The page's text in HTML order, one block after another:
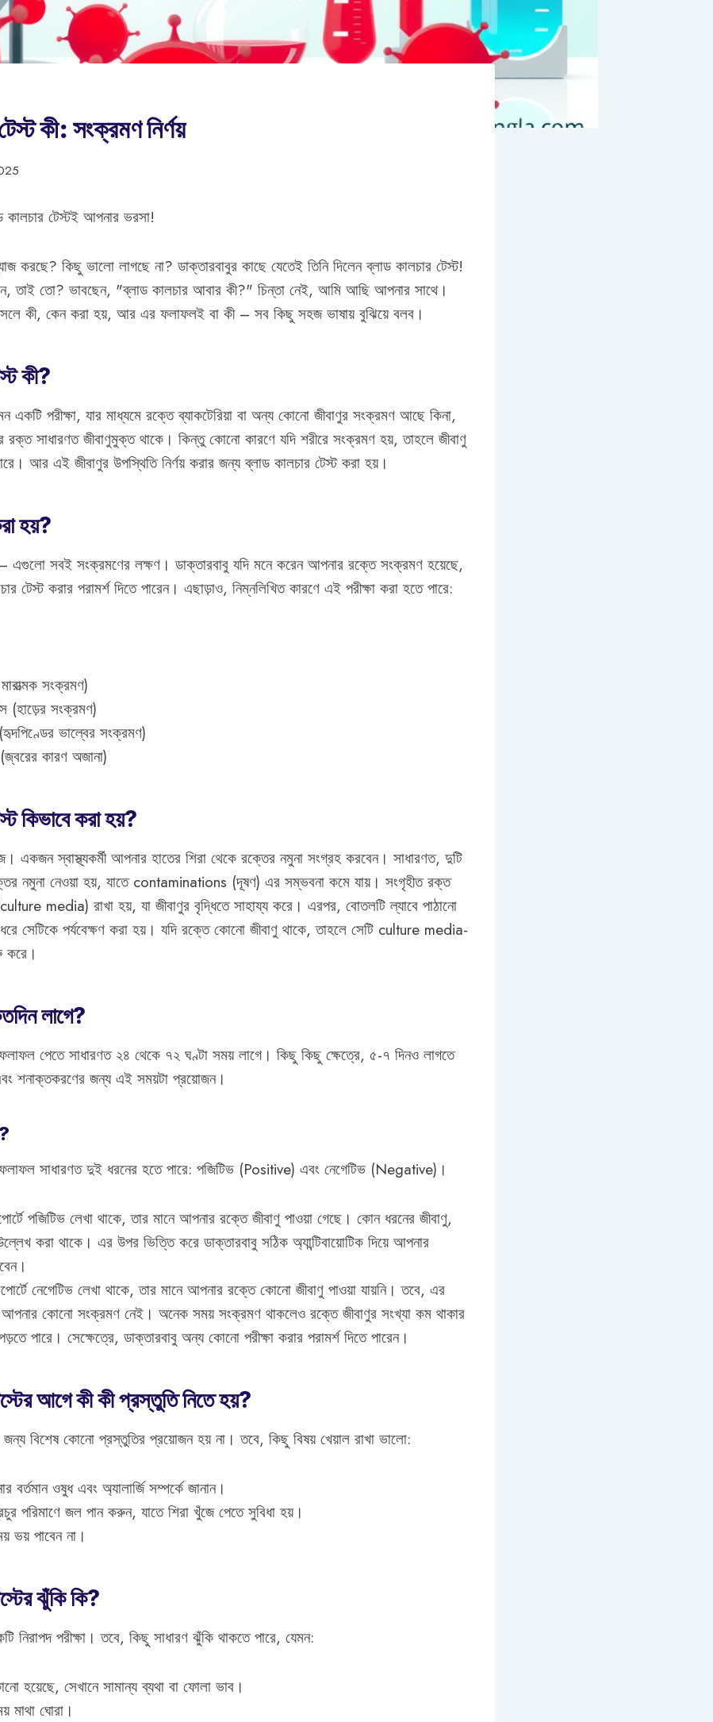
কী: সংক্রমণ নির্ণয়
কালচার টেস্টই আপনার ভরসা!
করছে? কিছু ভালো লাগছে না? ডাক্তারবাবুর কাছে যেতেই তিনি দিলেন ব্লাড কালচার টেস্ট!
তাই তো? ভাবছেন, "ব্লাড কালচার আবার কী?" চিন্তা নেই, আমি আছি আপনার সাথে।
কী, কেন করা হয়, আর এর ফলাফলই বা কী – সব কিছু সহজ ভাষায় বুঝিয়ে বলব।
কী?
একটি পরীক্ষা, যার মাধ্যমে রক্তে ব্যাকটেরিয়া বা অন্য কোনো জীবাণুর সংক্রমণ আছে কিনা,
রক্ত সাধারণত জীবাণুমুক্ত থাকে। কিন্তু কোনো কারণে যদি শরীরে সংক্রমণ হয়, তাহলে জীবাণু
আর এই জীবাণুর উপস্থিতি নির্ণয় করার জন্য ব্লাড কালচার টেস্ট করা হয়।
হয়?
এগুলো সবই সংক্রমণের লক্ষণ। ডাক্তারবাবু যদি মনে করেন আপনার রক্তে সংক্রমণ হয়েছে,
টেস্ট করার পরামর্শ দিতে পারেন। এছাড়াও, নিম্নলিখিত কারণে এই পরীক্ষা করা হতে পারে:
সংক্রমণ)
(হাড়ের সংক্রমণ)
ভাল্বের সংক্রমণ)
কারণ অজানা)
কিভাবে করা হয়?
একজন স্বাস্থ্যকর্মী আপনার হাতের শিরা থেকে রক্তের নমুনা সংগ্রহ করবেন। সাধারণত, দুটি
নমুনা নেওয়া হয়, যাতে contaminations (দূষণ) এর সম্ভবনা কমে যায়। সংগৃহীত রক্ত
media) রাখা হয়, যা জীবাণুর বৃদ্ধিতে সাহায্য করে। এরপর, বোতলটি ল্যাবে পাঠানো
সেটিকে পর্যবেক্ষণ করা হয়। যদি রক্তে কোনো জীবাণু থাকে, তাহলে সেটি culture media-
করে।
লাগে?
ফলাফল পেতে সাধারণত ২৪ থেকে ৭২ ঘণ্টা সময় লাগে। কিছু কিছু ক্ষেত্রে, ৫-৭ দিনও লাগতে
শনাক্তকরণের জন্য এই সময়টা প্রয়োজন।
ফলাফল সাধারণত দুই ধরনের হতে পারে: পজিটিভ (Positive) এবং নেগেটিভ (Negative)।
পজিটিভ লেখা থাকে, তার মানে আপনার রক্তে জীবাণু পাওয়া গেছে। কোন ধরনের জীবাণু,
করা থাকে। এর উপর ভিত্তি করে ডাক্তারবাবু সঠিক অ্যান্টিবায়োটিক দিয়ে আপনার
নেগেটিভ লেখা থাকে, তার মানে আপনার রক্তে কোনো জীবাণু পাওয়া যায়নি। তবে, এর
কোনো সংক্রমণ নেই। অনেক সময় সংক্রমণ থাকলেও রক্তে জীবাণুর সংখ্যা কম থাকার
পারে। সেক্ষেত্রে, ডাক্তারবাবু অন্য কোনো পরীক্ষা করার পরামর্শ দিতে পারেন।
আগে কী কী প্রস্তুতি নিতে হয়?
জন্য বিশেষ কোনো প্রস্তুতির প্রয়োজন হয় না। তবে, কিছু বিষয় খেয়াল রাখা ভালো:
বর্তমান ওষুধ এবং অ্যালার্জি সম্পর্কে জানান।
পরিমাণে জল পান করুন, যাতে শিরা খুঁজে পেতে সুবিধা হয়।
ভয় পাবেন না।
ঝুঁকি কি?
নিরাপদ পরীক্ষা। তবে, কিছু সাধারণ ঝুঁকি থাকতে পারে, যেমন:
হয়েছে, সেখানে সামান্য ব্যথা বা ফোলা ভাব।
মাথা ঘোরা।